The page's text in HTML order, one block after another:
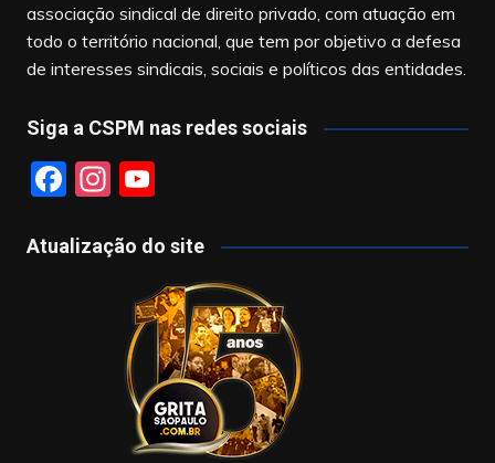
associação sindical de direito privado, com atuação em
todo o território nacional, que tem por objetivo a defesa
de interesses sindicais, sociais e políticos das entidades.
Siga a CSPM nas redes sociais
F
c
In
a
m
Y
u
T
u
b
e
Atualização do site